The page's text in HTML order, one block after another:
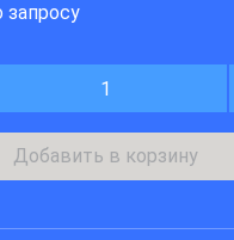
запросу
Добавить в корзину